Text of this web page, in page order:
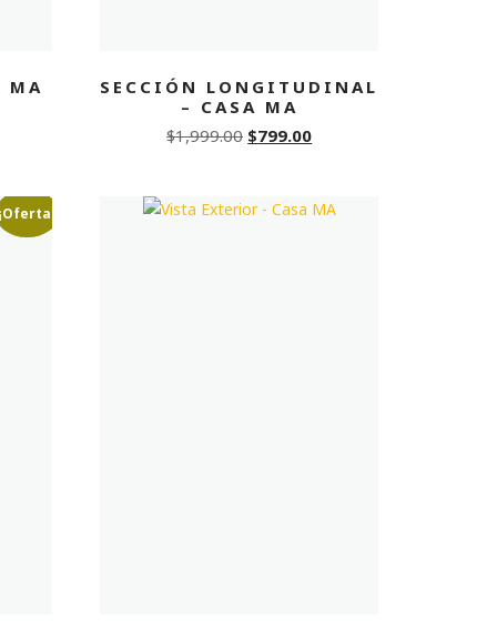
MA
SECCIÓN LONGITUDINAL
– CASA MA
$1,999.00 Original
$1,999.00.
$799.00Current
$799.00.
¡Oferta!